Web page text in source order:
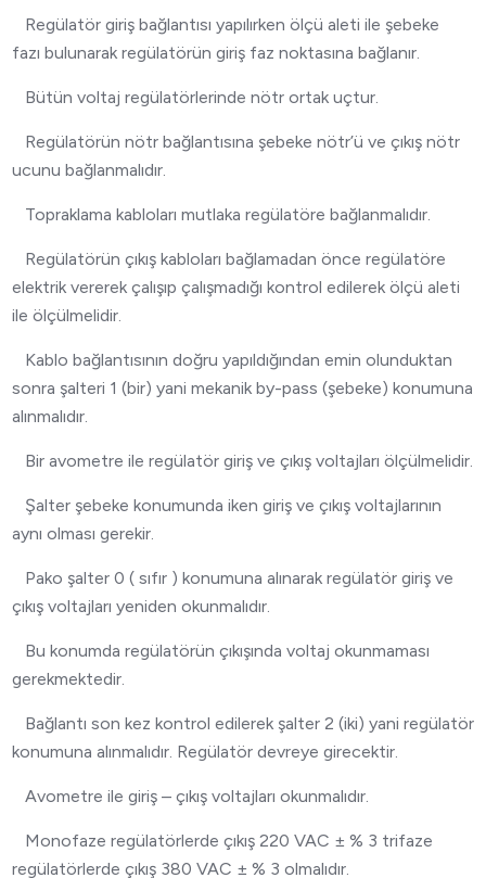
Regülatör giriş bağlantısı yapılırken ölçü aleti ile şebeke
fazı bulunarak regülatörün giriş faz noktasına bağlanır.
Bütün voltaj regülatörlerinde nötr ortak uçtur.
Regülatörün nötr bağlantısına şebeke nötr’ü ve çıkış nötr
ucunu bağlanmalıdır.
Topraklama kabloları mutlaka regülatöre bağlanmalıdır.
Regülatörün çıkış kabloları bağlamadan önce regülatöre
elektrik vererek çalışıp çalışmadığı kontrol edilerek ölçü aleti
ile ölçülmelidir.
Kablo bağlantısının doğru yapıldığından emin olunduktan
sonra şalteri 1 (bir) yani mekanik by-pass (şebeke) konumuna
alınmalıdır.
Bir avometre ile regülatör giriş ve çıkış voltajları ölçülmelidir.
Şalter şebeke konumunda iken giriş ve çıkış voltajlarının
aynı olması gerekir.
Pako şalter 0 ( sıfır ) konumuna alınarak regülatör giriş ve
çıkış voltajları yeniden okunmalıdır.
Bu konumda regülatörün çıkışında voltaj okunmaması
gerekmektedir.
Bağlantı son kez kontrol edilerek şalter 2 (iki) yani regülatör
konumuna alınmalıdır. Regülatör devreye girecektir.
Avometre ile giriş – çıkış voltajları okunmalıdır.
Monofaze regülatörlerde çıkış 220 VAC ± % 3 trifaze
regülatörlerde çıkış 380 VAC ± % 3 olmalıdır.